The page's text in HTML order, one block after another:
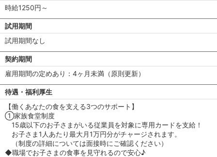
時給1250円～
試用期間
試用期間なし
契約期間
雇用期間の定めあり：4ヶ月未満（原則更新）
待遇・福利厚生
【働くあなたの食を支える3つのサポート】
①家族食堂制度
15歳以下のお子さまがいる従業員を対象に専用カードを支給！
お子さま1人あたり最大月1万円分がチャージされます。
（制度の詳細については面接時にご確認ください）
◆職場でお子さまの食事を見守れるので安心♪